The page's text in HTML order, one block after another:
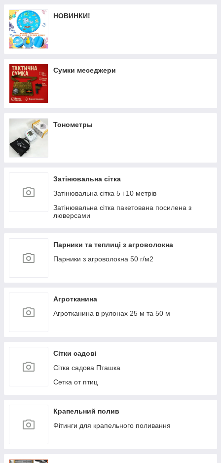
НОВИНКИ!
Сумки меседжери
Тонометры
Затінювальна сітка
Затінювальна сітка 5 і 10 метрів
Затінювальна сітка пакетована посилена з
люверсами
Парники та теплиці з агроволокна
Парники з агроволокна 50 г/м2
Агротканина
Агротканина в рулонах 25 м та 50 м
Сітки садові
Сітка садова Пташка
Сетка от птиц
Крапельний полив
Фітинги для крапельного поливання